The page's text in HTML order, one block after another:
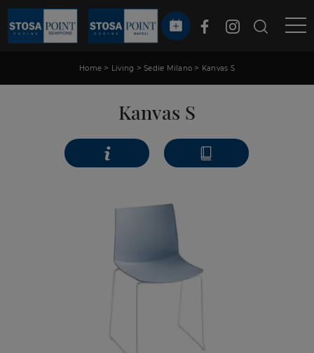
Home > Living >Sedie Milano > Kanvas S
Kanvas S